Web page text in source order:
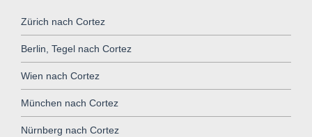
Zürich nach Cortez
Berlin, Tegel nach Cortez
Wien nach Cortez
München nach Cortez
Nürnberg nach Cortez